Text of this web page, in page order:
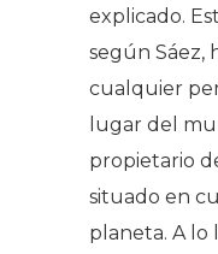
explicado.
según Sáez,
cualquier
lugar del
propietario
situado en
planeta. A lo